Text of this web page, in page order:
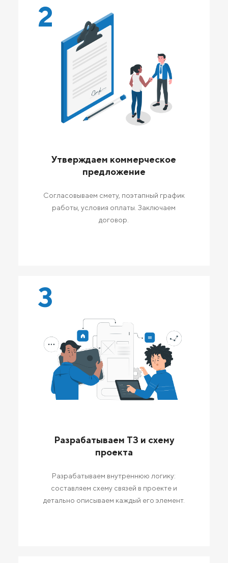
2
Утверждаем коммерческое
предложение
Согласовываем смету, поэтапный график
работы, условия оплаты. Заключаем
договор.
3
Разрабатываем ТЗ и схему
проекта
Разрабатываем внутреннюю логику:
составляем схему связей в проекте и
детально описываем каждый его элемент.